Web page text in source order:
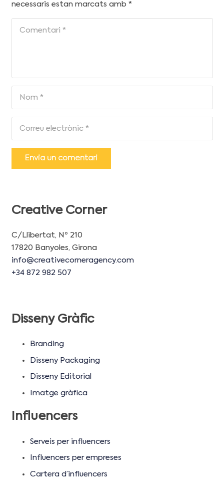
necessaris estan marcats amb *
Envia un comentari
Creative Corner
C/Llibertat, Nº 210
17820 Banyoles, Girona
info@creativecorneragency.com
+34 872 982 507
Disseny Gràfic
Branding
Disseny Packaging
Disseny Editorial
Imatge gràfica
Influencers
Serveis per influencers
Influencers per empreses
Cartera d’influencers